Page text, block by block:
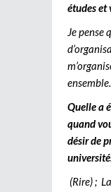
études et
Je pense
ensemble.
Quelle a
quand
désir de
(Rire) ;